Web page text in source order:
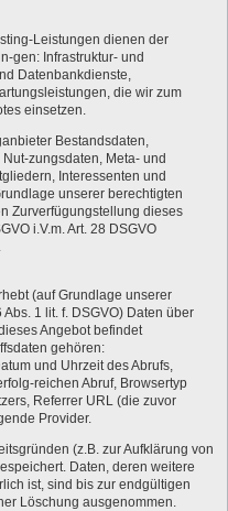
Leistungen dienen der
gen: Infrastruktur- und
Datenbankdienste,
die wir zum
einsetzen.
Bestandsdaten,
zungsdaten, Meta- und
Interessenten und
unserer berechtigten
Zurverfügungstellung dieses
i.V.m. Art. 28 DSGVO
(auf Grundlage unserer
1 lit. f. DSGVO) Daten über
Angebot befindet
gehören:
und Uhrzeit des Abrufs,
reichen Abruf, Browsertyp
Referrer URL (die zuvor
Provider.
(z.B. zur Aufklärung von
Daten, deren weitere
ist, sind bis zur endgültigen
Löschung ausgenommen.